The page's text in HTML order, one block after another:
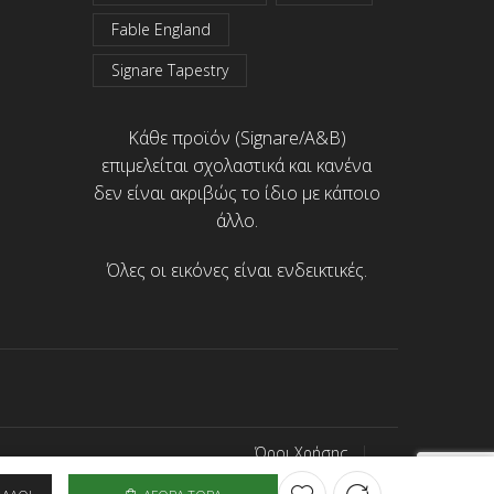
Fable England
Signare Tapestry
Κάθε προϊόν (Signare/A&B)
επιμελείται σχολαστικά και κανένα
δεν είναι ακριβώς το ίδιο με κάποιο
άλλο.
Όλες οι εικόνες είναι ενδεικτικές.
Όροι Χρήσης
Προσωπικά Δεδομένα